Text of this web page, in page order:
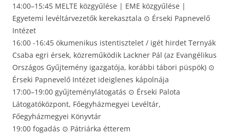
14:00–15:45 MELTE közgyűlése | EME közgyűlése |
Egyetemi levéltárvezetők kerekasztala ⊙ Érseki Papnevelő
Intézet
16:00 -16:45 ökumenikus istentisztelet / igét hirdet Ternyák
Csaba egri érsek, közreműködik Lackner Pál (az Evangélikus
Országos Gyűjtemény igazgatója, korábbi tábori püspök) ⊙
Érseki Papnevelő Intézet ideiglenes kápolnája
17:00–19:00 gyűjteménylátogatás ⊙ Érseki Palota
Látogatóközpont, Főegyházmegyei Levéltár,
Főegyházmegyei Könyvtár
19:00 fogadás ⊙ Pátriárka étterem